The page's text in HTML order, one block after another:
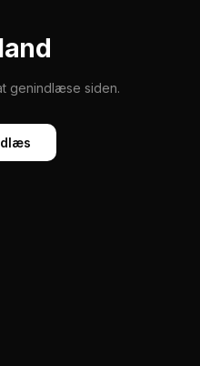
genindlæse siden.